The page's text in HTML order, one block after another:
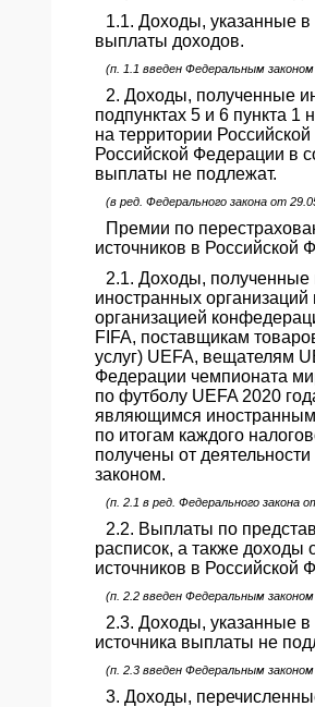
1.1. Доходы, указанные
выплаты доходов.
(п. 1.1 введен Федеральным
2. Доходы, полученные
подпунктах 5 и 6 пункта 1
на территории
Российской Федерации в
выплаты не подлежат.
(в ред. Федерального закона от
Премии по
источников в Российской
2.1. Доходы, полученные
иностранных
организацией
FIFA, поставщикам
услуг) UEFA, вещателям
Федерации чемпионата
по футболу UEFA 2020
являющимся
по итогам каждого
получены от
законом.
(п. 2.1 в ред. Федерального закона
2.2. Выплаты по
расписок, а также доходы
источников в Российской
(п. 2.2 введен Федеральным
2.3. Доходы, указанные в
источника выплаты не
(п. 2.3 введен Федеральным
3. Доходы,